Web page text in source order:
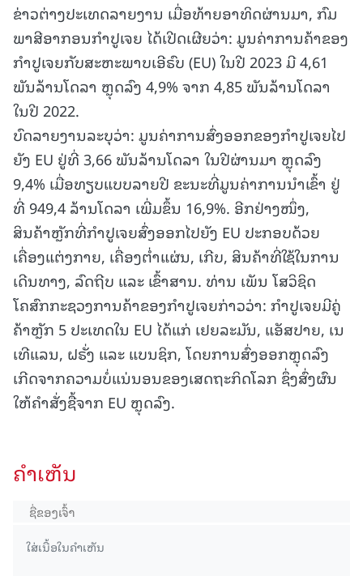
ຂ່າວຕ່າງປະເທດລາຍງານ ເມື່ອທ້າຍອາທິດຜ່ານມາ, ກົມ
ພາສີອາກອນກຳປູເຈຍ ໄດ້ເປີດເຜີຍວ່າ: ມູນຄ່າການຄ້າຂອງ
ກຳປູເຈຍກັບສະຫະພາບເອີຣົບ (EU) ໃນປີ 2023 ມີ 4,61
ພັນລ້ານໂດລາ ຫຼຸດລົງ 4,9% ຈາກ 4,85 ພັນລ້ານໂດລາ
ໃນປີ 2022.
ບົດລາຍງານລະບຸວ່າ: ມູນຄ່າການສົ່ງອອກຂອງກຳປູເຈຍໄປ
ຍັງ EU ຢູ່ທີ່ 3,66 ພັນລ້ານໂດລາ ໃນປີຜ່ານມາ ຫຼຸດລົງ
9,4% ເມື່ອທຽບແບບລາຍປີ ຂະນະທີ່ມູນຄ່າການນຳເຂົ້າ ຢູ່
ທີ່ 949,4 ລ້ານໂດລາ ເພີ່ມຂຶ້ນ 16,9%. ອີກຢ່າງໜຶ່ງ,
ສິນຄ້າຫຼັກທີ່ກຳປູເຈຍສົ່ງອອກໄປຍັງ EU ປະກອບດ້ວຍ
ເຄື່ອງແຕ່ງກາຍ, ເຄື່ອງຕ່ຳແຜ່ນ, ເກີບ, ສິນຄ້າທີ່ໃຊ້ໃນການ
ເດີນທາງ, ລົດຖີບ ແລະ ເຂົ້າສານ. ທ່ານ ເພັນ ໂສວິຊິດ
ໂຄສົກກະຊວງການຄ້າຂອງກຳປູເຈຍກ່າວວ່າ: ກຳປູເຈຍມີຄູ່
ຄ້າຫຼັກ 5 ປະເທດໃນ EU ໄດ້ແກ່ ເຢຍລະມັນ, ແອັສປາຍ, ເນ
ເທີແລນ, ຝຣັ່ງ ແລະ ແບນຊິກ, ໂດຍການສົ່ງອອກຫຼຸດລົງ
ເກີດຈາກຄວາມບໍ່ແນ່ນອນຂອງເສດຖະກິດໂລກ ຊຶ່ງສົ່ງຜົນ
ໃຫ້ຄຳສັ່ງຊື້ຈາກ EU ຫຼຸດລົງ.
ຄໍາເຫັນ